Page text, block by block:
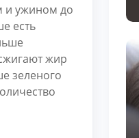
и ужином до
есть
жир
зеленого